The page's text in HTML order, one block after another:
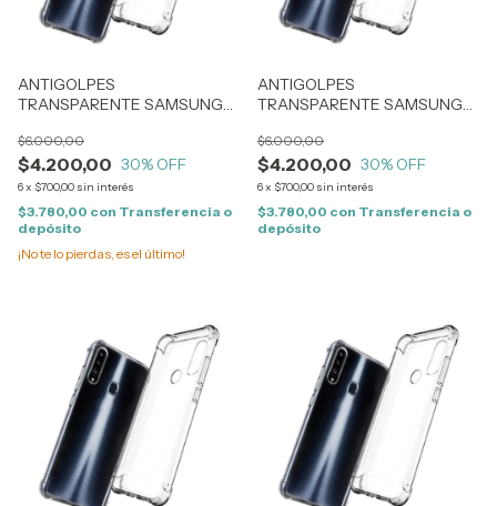
ANTIGOLPES
TRANSPARENTE SAMSUNG
$4.200,00
$6.000,00
30% OFF
6x $700,00 sin interés
$3.780,00 con Transferencia o
depósito
¡No te lo pierdas, es el último!
ANTIGOLPES
TRANSPARENTE SAMSUNG
$4.200,00
$6.000,00
30% OFF
6x $700,00 sin interés
$3.780,00 con Transferencia o
depósito